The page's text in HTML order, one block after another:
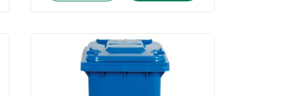
carrello
portasacco